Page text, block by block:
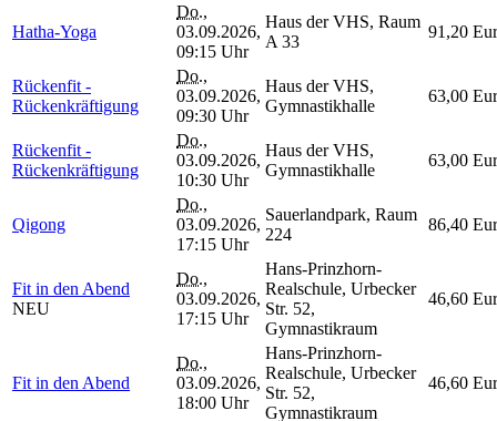
Hatha-Yoga
Do.,
03.09.2026,
09:15 Uhr
Haus der VHS, Raum
A 33
91,20
Rückenfit -
Rückenkräftigung
Do.,
03.09.2026,
09:30 Uhr
Haus der VHS,
Gymnastikhalle
63,00
Rückenfit -
Rückenkräftigung
Do.,
03.09.2026,
10:30 Uhr
Haus der VHS,
Gymnastikhalle
63,00
Qigong
Do.,
03.09.2026,
17:15 Uhr
Sauerlandpark, Raum
224
86,40
Fit in den Abend
NEU
Do.,
03.09.2026,
17:15 Uhr
Hans-Prinzhorn-
Realschule, Urbecker
Str. 52,
Gymnastikraum
46,60
Fit in den Abend
Do.,
03.09.2026,
18:00 Uhr
Hans-Prinzhorn-
Realschule, Urbecker
Str. 52,
Gymnastikraum
46,60